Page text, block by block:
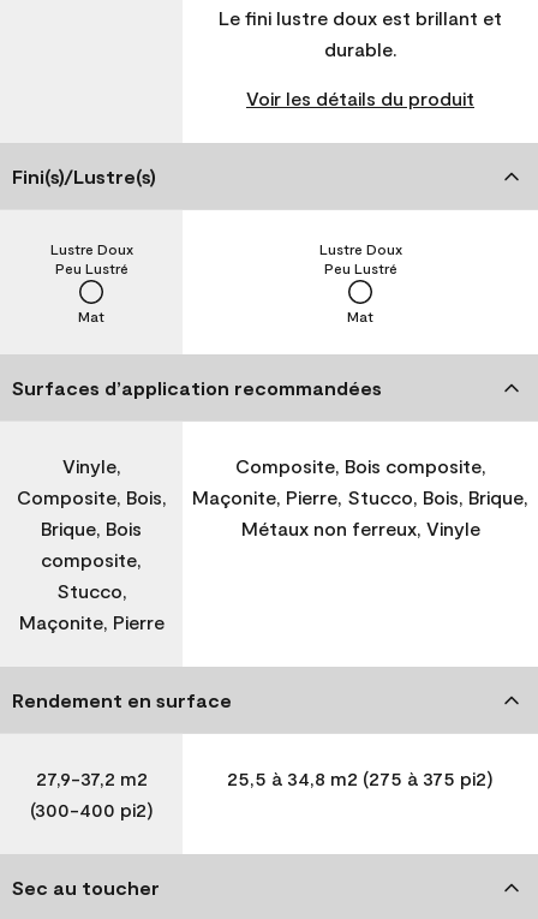
Le fini lustre doux est brillant et
durable.
Voir les détails du produit
Fini(s)/Lustre(s)
Mat
Peu Lustré
Lustre Doux
Mat
Peu Lustré
Lustre Doux
Surfaces d’application recommandées
Vinyle,
Composite, Bois,
Brique, Bois
composite,
Stucco,
Maçonite, Pierre
Composite, Bois composite,
Maçonite, Pierre, Stucco, Bois, Brique,
Métaux non ferreux, Vinyle
Rendement en surface
27,9-37,2 m2
(300-400 pi2)
25,5 à 34,8 m2 (275 à 375 pi2)
Sec au toucher